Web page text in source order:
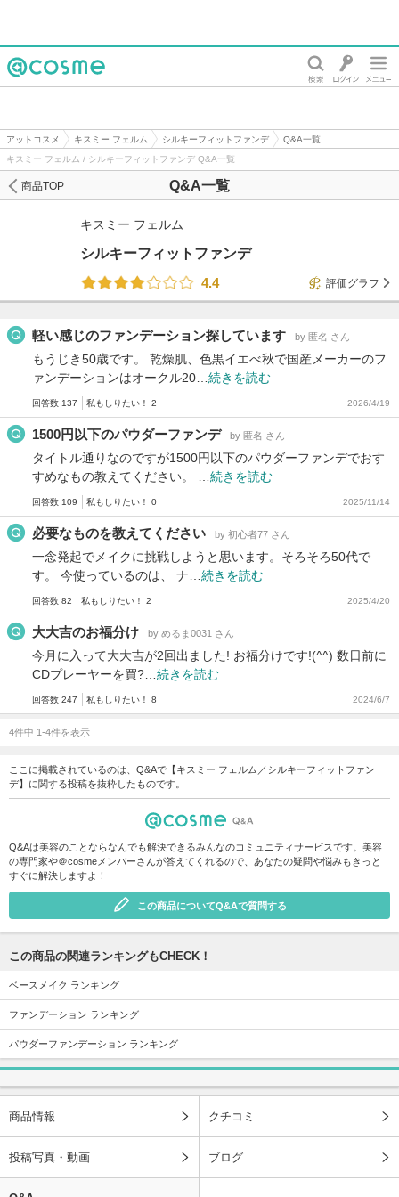
アットコスメ キスミー フェルム シルキーフィットファンデ
Q&A一覧
キスミー フェルム / シルキーフィットファンデ Q&A一覧
Q&A一覧
商品TOP
キスミー フェルム
シルキーフィットファンデ
4.4
評価グラフ
軽い感じのファンデーション探しています by 匿名 さん
もうじき50歳です。 乾燥肌、色黒イエべ秋で国産メーカーのフ
ァンデーションはオークル20… 続きを読む
回答数 137 私もしりたい！ 2 2026/4/19
1500円以下のパウダーファンデ by 匿名 さん
タイトル通りなのですが1500円以下のパウダーファンデでおす
すめなもの教えてください。 … 続きを読む
回答数 109 私もしりたい！ 0 2025/11/14
必要なものを教えてください by 初心者77 さん
一念発起でメイクに挑戦しようと思います。そろそろ50代で
す。 今使っているのは、 ナ… 続きを読む
回答数 82 私もしりたい！ 2 2025/4/20
大大吉のお福分け by めるま0031 さん
今月に入って大大吉が2回出ました! お福分けです!(^^) 数日前に
CDプレーヤーを買?… 続きを読む
回答数 247 私もしりたい！ 8 2024/6/7
4件中 1-4件を表示
ここに掲載されているのは、Q&Aで【キスミー フェルム／シルキーフィットファン
デ】に関する投稿を抜粋したものです。
Q&Aは美容のことならなんでも解決できるみんなのコミュニティサービスです。美容
の専門家や＠cosmeメンバーさんが答えてくれるので、あなたの疑問や悩みもきっと
すぐに解決しますよ！
この商品についてQ&Aで質問する
この商品の関連ランキングもCHECK！
ベースメイク ランキング
ファンデーション ランキング
パウダーファンデーション ランキング
商品情報 クチコミ
投稿写真・動画 ブログ